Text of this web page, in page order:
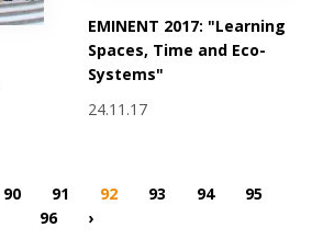
EMINENT 2017: "Learning
Spaces, Time and Eco-
Systems"
24.11.17
90 91 92 93 94
95
96
›